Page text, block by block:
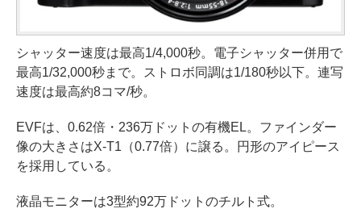
シャッター速度は最高1/4,000秒。電子シャッター併用で
最高1/32,000秒まで。ストロボ同調は1/180秒以下。連写
速度は最高約8コマ/秒。
EVFは、0.62倍・236万ドットの有機EL。ファインダー
像の大きさはX-T1（0.77倍）に譲る。円形のアイピース
を採用している。
液晶モニターは3型約92万ドットのチルト式。